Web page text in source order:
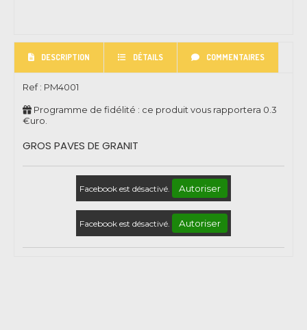
DESCRIPTION DÉTAILS COMMENTAIRES
Ref : PM4001
Programme de fidélité : ce produit vous rapportera 0.3
€uro.
GROS PAVES DE GRANIT
Facebook est désactivé. Autoriser
Facebook est désactivé. Autoriser